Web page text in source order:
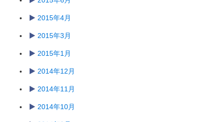
2015年4月
2015年3月
2015年1月
2014年12月
2014年11月
2014年10月